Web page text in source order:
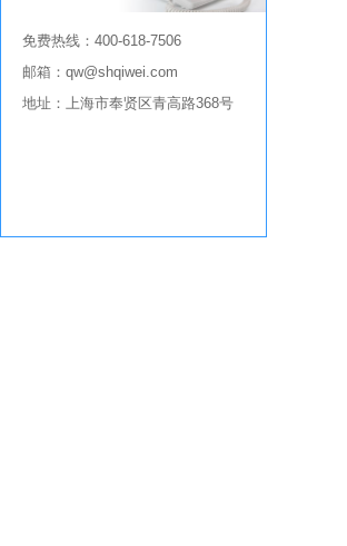
免费热线： 400-618-7506
邮箱：qw@shqiwei.com
地址： 上海市奉贤区青高路368号